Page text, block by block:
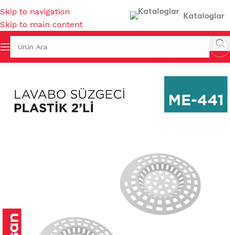
Skip to navigation
Skip to main content
Kataloglar
Ana Sayfa